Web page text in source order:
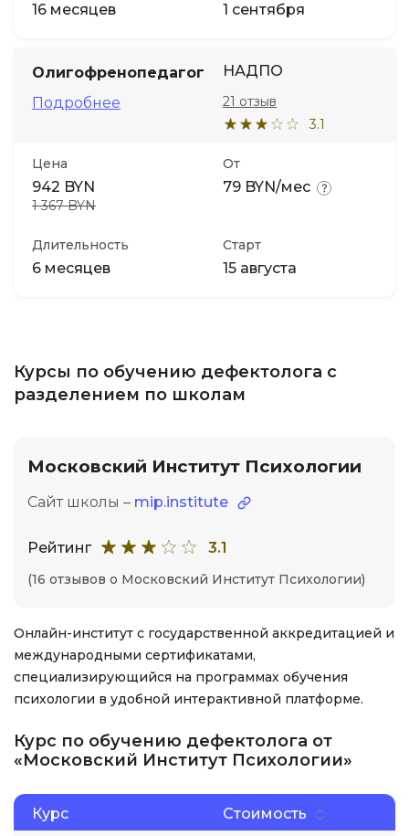
16 месяцев 1 сентября
Олигофренопедагогика
Подробнее
НАДПО
3.1
21 отзыв
Цена
942 BYN
1 367 BYN
От
79 BYN/мес
Длительность
6 месяцев
Старт
15 августа
Курсы по обучению дефектолога с
разделением по школам
Московский Институт Психологии
Сайт школы – mip.institute
Рейтинг 3.1
(16 отзывов о Московский Институт Психологии)
Онлайн-институт с государственной аккредитацией и
международными сертификатами,
специализирующийся на программах обучения
психологии в удобной интерактивной платформе.
Курс по обучению дефектолога от
«Московский Институт Психологии»
Курс Стоимость